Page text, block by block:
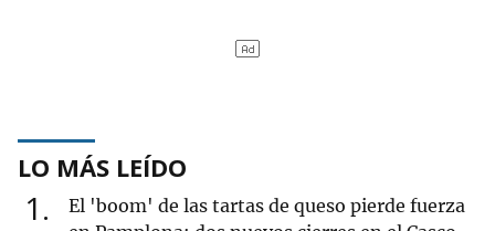
LO MÁS LEÍDO
1
El 'boom' de las tartas de queso pierde fuerza